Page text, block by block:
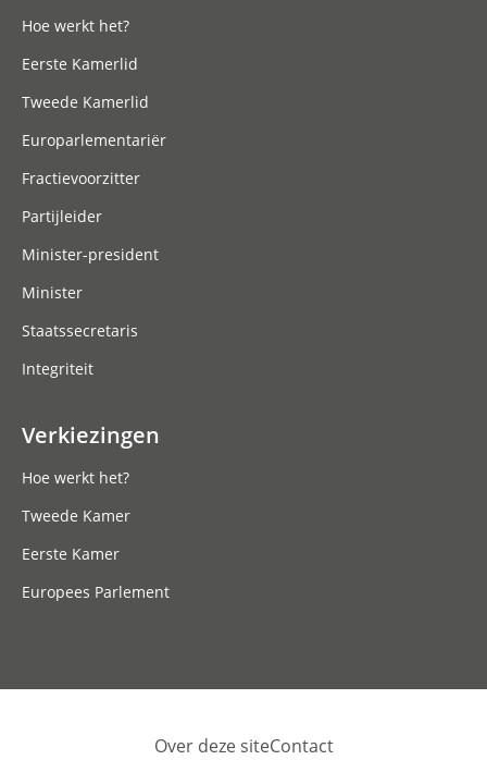
Hoe werkt het?
Eerste Kamerlid
Tweede Kamerlid
Europarlementariër
Fractievoorzitter
Partijleider
Minister-president
Minister
Staatssecretaris
Integriteit
Verkiezingen
Hoe werkt het?
Tweede Kamer
Eerste Kamer
Europees Parlement
Over deze siteContact